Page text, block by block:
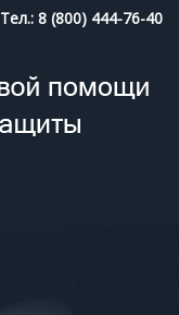
Тел.: 8 (800) 444-76-40